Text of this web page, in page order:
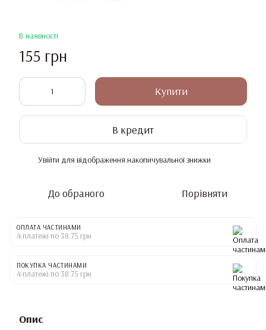
В наявності
155 грн
Купити
В кредит
Увійти для відображення накопичувальної знижки
До обраного Порівняти
ОПЛАТА ЧАСТИНАМИ
4 платежі по 38.75 грн
ПОКУПКА ЧАСТИНАМИ
4 платежі по 38.75 грн
Опис